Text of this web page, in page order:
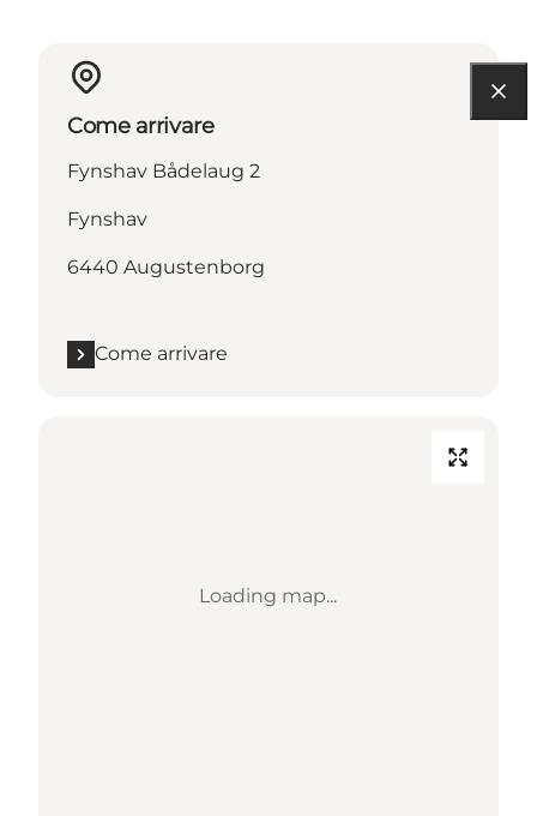
Come arrivare
Fynshav Bådelaug 2
Fynshav
6440 Augustenborg
Come arrivare
Loading map...